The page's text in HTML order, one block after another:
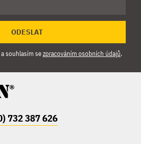
ODESLAT
souhlasím sezpracováním osobních údajů.
732 387 626